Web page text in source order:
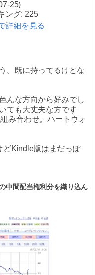
25)
ング: 225
詳細を見る
。既に持ってるけどな
んな方向から好みでし
ても大丈夫な方です
み合わせ。ハートウォ
どKindle版はまだっぽ
中間配当権利分を織り込ん